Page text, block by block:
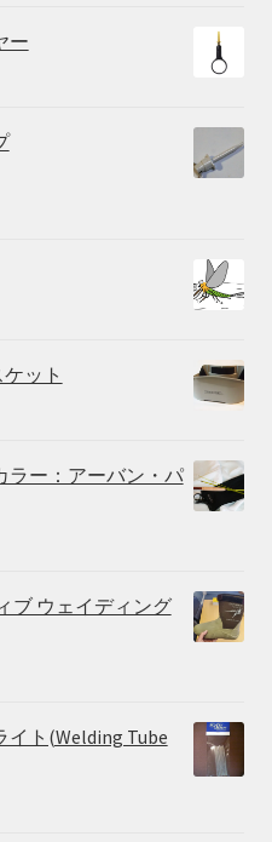
ー
ット
ラー：アーバン・パ
ブ ウェイディング
ト(Welding Tube